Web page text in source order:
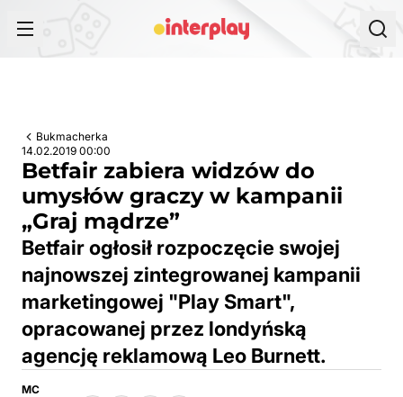
Bukmacherka
14.02.2019 00:00
Betfair zabiera widzów do
umysłów graczy w kampanii
„Graj mądrze”
Betfair ogłosił rozpoczęcie swojej
najnowszej zintegrowanej kampanii
marketingowej "Play Smart",
opracowanej przez londyńską
agencję reklamową Leo Burnett.
MC